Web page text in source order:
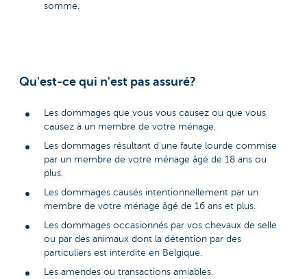
somme.
Qu'est-ce qui n'est pas assuré?
Les dommages que vous vous causez ou que vous
causez à un membre de votre ménage.
Les dommages résultant d'une faute lourde commise
par un membre de votre ménage âgé de 18 ans ou
plus.
Les dommages causés intentionnellement par un
membre de votre ménage âgé de 16 ans et plus.
Les dommages occasionnés par vos chevaux de selle
ou par des animaux dont la détention par des
particuliers est interdite en Belgique.
Les amendes ou transactions amiables.